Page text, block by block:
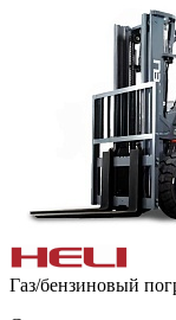
Газ/бензиновый